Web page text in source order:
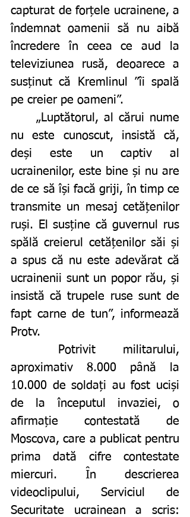
capturat de forțele ucrainene, a
îndemnat oamenii să nu aibă
încredere în ceea ce aud la
televiziunea rusă, deoarece a
susținut că Kremlinul ”îi spală
pe creier pe oameni”.
nu este cunoscut, insistă că,
deși este un captiv al
ucrainenilor, este bine și nu are
de ce să își facă griji, în timp ce
transmite un mesaj cetățenilor
ruși. El susține că guvernul rus
spălă creierul cetățenilor săi și
a spus că nu este adevărat că
ucrainenii sunt un popor rău, și
insistă că trupele ruse sunt de
fapt carne de tun”, informează
Protv.
aproximativ 8.000 până la
10.000 de soldați au fost uciși
de la începutul invaziei, o
afirmație contestată de
Moscova, care a publicat pentru
prima dată cifre contestate
miercuri. În descrierea
videoclipului, Serviciul de
Securitate ucrainean a scris: